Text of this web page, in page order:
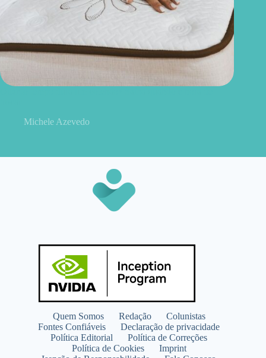
Michele Azevedo
Quem Somos Redação
Colunistas
Fontes Confiáveis
Declaração de privacidade
Política Editorial
Política de Correções
Política de Cookies
Imprint